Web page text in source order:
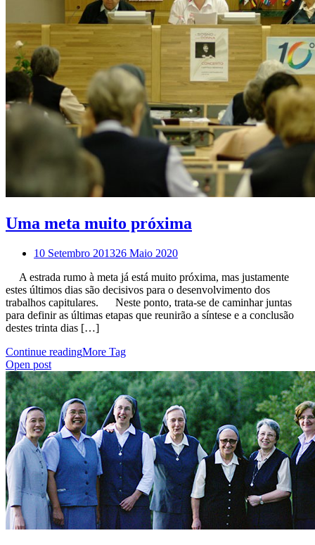
Uma meta muito próxima
10 Setembro 201326 Maio 2020
A estrada rumo à meta já está muito próxima, mas justamente
estes últimos dias são decisivos para o desenvolvimento dos
trabalhos capitulares. Neste ponto, trata-se de caminhar juntas
para definir as últimas etapas que reunirão a síntese e a conclusão
destes trinta dias […]
Continue readingMore Tag
Open post